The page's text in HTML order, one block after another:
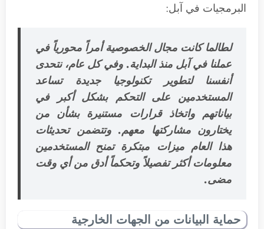
البرمجيات في آبل:
لطالما كانت مجال الخصوصية أمراً محورياً في
عملنا في آبل منذ البداية. وفي كل عام، نتحدى
أنفسنا لتطوير تكنولوجيا جديدة تساعد
المستخدمين على التحكم بشكل أكبر في
بياناتهم واتخاذ قرارات مستنيرة بشأن من
يختارون مشاركتها معهم. وتتضمن تحديثات
هذا العام ميزات مبتكرة تمنح المستخدمين
معلومات أكثر تفصيلاً وتحكماً أدق من أي وقت
مضى.
حماية البيانات من الجهات الخارجية